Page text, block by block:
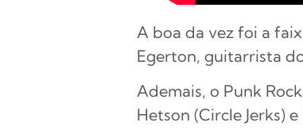
A boa da vez foi a
Egerton, guitarrista
Ademais, o Punk
Hetson (Circle Jerks)